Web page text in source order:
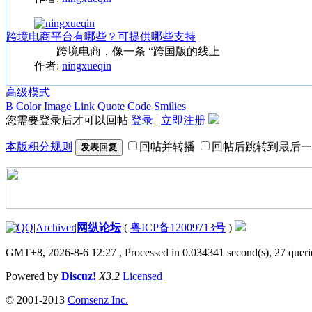
跨境电商平台有哪些？可提供哪些支持
跨境电商，像一条 “跨国版的线上
作者: ningxueqin
高级模式
B Color Image Link Quote Code Smilies
您需要登录后才可以回帖 登录 | 立即注册
本版积分规则 发表回复 回帖并转播 回帖后跳转到最后
|Archiver| 网纵论坛( 粤ICP备12009713号 )
GMT+8, 2026-8-6 12:27 , Processed in 0.034341 second(s), 27
Powered by Discuz! X3.2 Licensed
© 2001-2013 Comsenz Inc.